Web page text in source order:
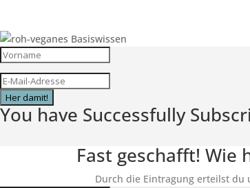
Her damit!
You have Successfully
Fast geschafft! Wie
Durch die Eintragung erteilst